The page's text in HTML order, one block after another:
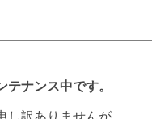
テナンス中です。
し訳ありませんが、